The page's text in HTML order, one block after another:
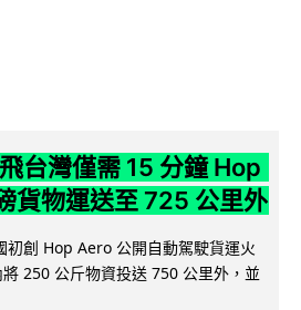
台灣僅需 15 分鐘 Hop
貨物運送至 725 公里外
初創 Hop Aero 公開自動駕駛貨運火
250 公斤物資投送 750 公里外，並